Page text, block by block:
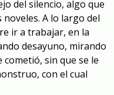
del silencio, algo que
A lo largo del
ir a trabajar, en la
desayuno, mirando
cometió, sin que se le
con el cual